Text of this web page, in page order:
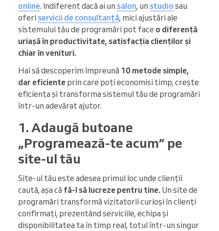
online. Indiferent dacă ai un salon, un studio sau
oferi servicii de consultanță, mici ajustări ale
sistemului tău de programări pot face o diferență
uriașă în productivitate, satisfacția clienților și
chiar în venituri.
Hai să descoperim împreună 10 metode simple,
dar eficiente prin care poți economisi timp, crește
eficiența și transforma sistemul tău de programări
într-un adevărat ajutor.
1. Adaugă butoane
„Programează-te acum” pe
site-ul tău
Site-ul tău este adesea primul loc unde clienții
caută, așa că fă-l să lucreze pentru tine. Un site de
programări transformă vizitatorii curioși în clienți
confirmați, prezentând serviciile, echipa și
disponibilitatea ta în timp real, totul într-un singur